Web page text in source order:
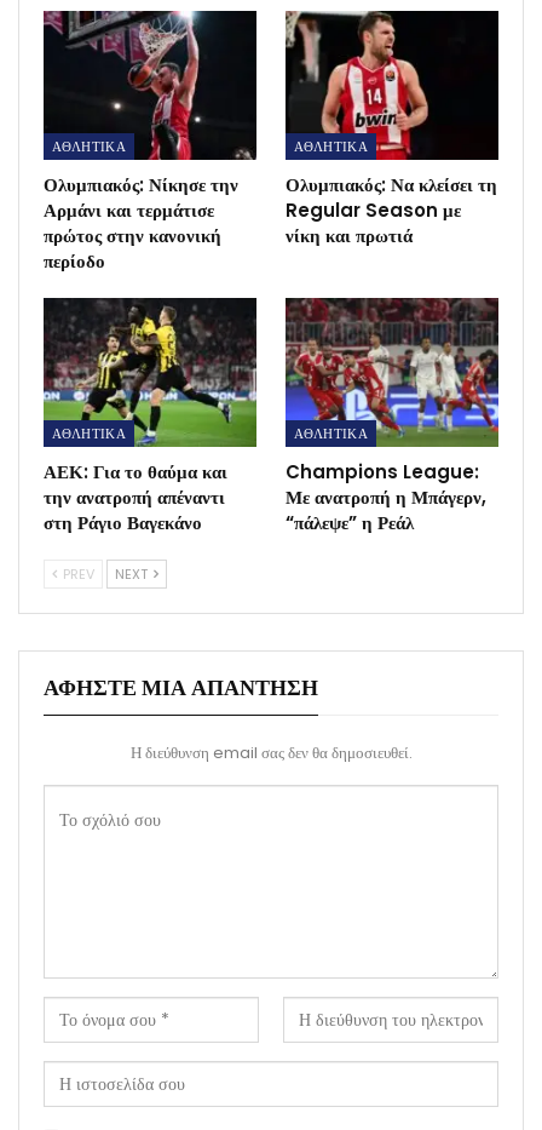
ΑΘΛΗΤΙΚΑ
Ολυμπιακός: Νίκησε την
Αρμάνι και τερμάτισε
πρώτος στην κανονική
περίοδο
ΑΘΛΗΤΙΚΑ
Ολυμπιακός: Να κλείσει τη
Regular Season με
νίκη και πρωτιά
ΑΘΛΗΤΙΚΑ
ΑΕΚ: Για το θαύμα και
την ανατροπή απέναντι
στη Ράγιο Βαγεκάνο
ΑΘΛΗΤΙΚΑ
Champions League:
Με ανατροπή η Μπάγερν,
“πάλεψε” η Ρεάλ
PREV NEXT
ΑΦΉΣΤΕ ΜΙΑ ΑΠΆΝΤΗΣΗ
Η διεύθυνση email σας δεν θα δημοσιευθεί.